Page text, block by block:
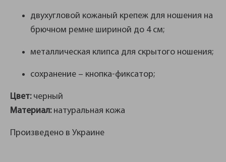
двухугловой кожаный крепеж для ношения на
брючном ремне шириной до 4 см;
металлическая клипса для скрытого ношения;
сохранение – кнопка-фиксатор;
Цвет:черный
Материал:натуральная кожа
Произведено в Украине